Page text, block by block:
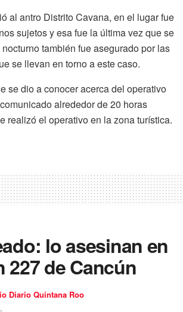
al antro Distrito Cavana, en el lugar fue
sujetos y esa fue la última vez que se
también fue asegurado por las
se llevan en torno a este caso.
se dio a conocer acerca del operativo
alrededor de 20 horas
realizó el operativo en la zona turística.
lo asesinan en
227 de Cancún
Diario Quintana Roo